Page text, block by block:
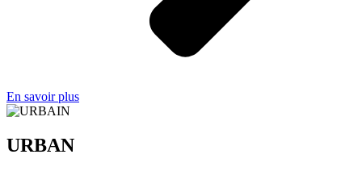
En savoir plus
URBAN